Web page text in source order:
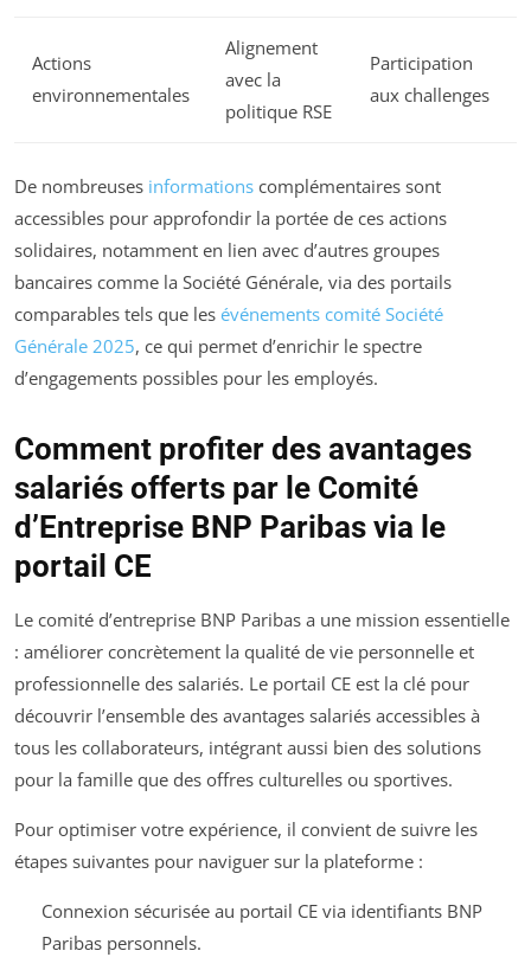
Actions
environnementales
Alignement
avec la
politique RSE
Participation
aux challenges
De nombreuses informations complémentaires sont
accessibles pour approfondir la portée de ces actions
solidaires, notamment en lien avec d’autres groupes
bancaires comme la Société Générale, via des portails
comparables tels que les événements comité Société
Générale 2025, ce qui permet d’enrichir le spectre
d’engagements possibles pour les employés.
Comment profiter des avantages
salariés offerts par le Comité
d’Entreprise BNP Paribas via le
portail CE
Le comité d’entreprise BNP Paribas a une mission essentielle
: améliorer concrètement la qualité de vie personnelle et
professionnelle des salariés. Le portail CE est la clé pour
découvrir l’ensemble des avantages salariés accessibles à
tous les collaborateurs, intégrant aussi bien des solutions
pour la famille que des offres culturelles ou sportives.
Pour optimiser votre expérience, il convient de suivre les
étapes suivantes pour naviguer sur la plateforme :
Connexion sécurisée au portail CE via identifiants BNP
Paribas personnels.